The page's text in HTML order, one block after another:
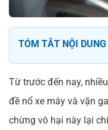
TÓM TẮT NỘI DUNG
Từ trước đến nay,
đề nổ xe máy và vặn
chừng vô hại này lại